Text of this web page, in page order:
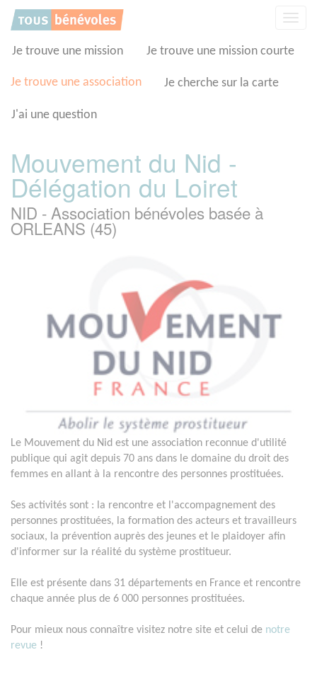
Je trouve une mission Je trouve une mission courte
Je trouve une association Je cherche sur la carte
J'ai une question
Mouvement du Nid -
Délégation du Loiret
NID - Association bénévoles basée à
ORLEANS (45)
Le Mouvement du Nid est une association reconnue d'utilité
publique qui agit depuis 70 ans dans le domaine du droit des
femmes en allant à la rencontre des personnes prostituées.
Ses activités sont : la rencontre et l'accompagnement des
personnes prostituées, la formation des acteurs et travailleurs
sociaux, la prévention auprès des jeunes et le plaidoyer afin
d'informer sur la réalité du système prostitueur.
Elle est présente dans 31 départements en France et rencontre
chaque année plus de 6 000 personnes prostituées.
Pour mieux nous connaître visitez notre site et celui de notre
revue !
Panneau de gestion des cookies